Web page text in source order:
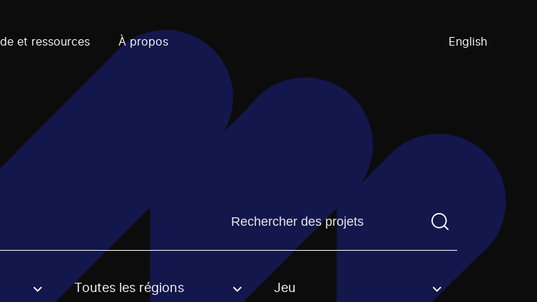
et ressources À propos English
Trouvez un projetVous devez saisir un terme de
filter will be applied when selecting an option.
Toutes les régions Jeu